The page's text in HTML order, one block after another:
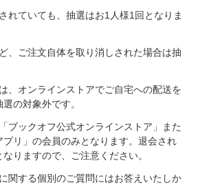
れていても、抽選はお1人様1回となりま
、ご注文自体を取り消しされた場合は抽
、オンラインストアでご自宅への配送を
の対象外です。
ブックオフ公式オンラインストア」また
リ」の会員のみとなります。退会され
りますので、ご注意ください。
関する個別のご質問にはお答えいたしか